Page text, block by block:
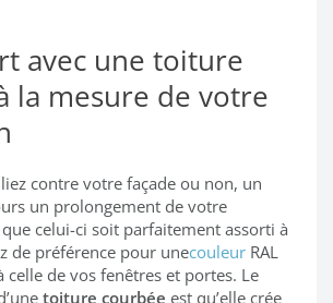
avec une toiture
la mesure de votre
contre votre façade ou non, un
un prolongement de votre
celui-ci soit parfaitement assorti à
de préférence pour unecouleur RAL
celle de vos fenêtres et portes. Le
toiture courbée est qu’elle crée